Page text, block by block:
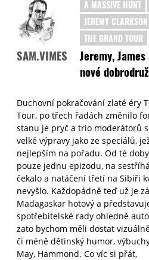
SAM.VIMES
A MASSIVE HUNT
JEREMY CLARKSON
THE GRAND TOUR
Jeremy,
nové
Duchovní pokračování zlaté éry
Tour, po třech řadách změnilo
stanu je pryč a trio moderátorů
velké výpravy jako ze speciálů,
nejlepším na pořadu. Od té
pouze jednu epizodu, na
čekalo a natáčení třetí na Sibiři
nevyšlo. Každopádně teď už je
Madagaskar hotový a
spotřebitelské rady ohledně
zato bychom měli dostat
či méně dětinský humor,
May, Hammond. Co víc si přát,